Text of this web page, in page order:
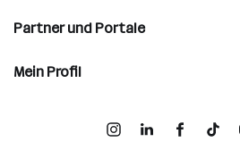
Partner und Portale
Mein Profil